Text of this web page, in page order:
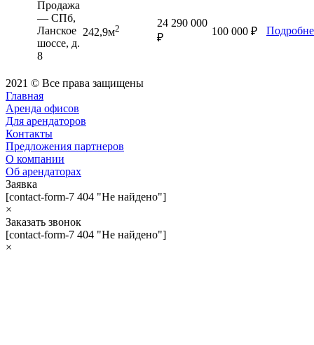
Продажа
— СПб,
Ланское
шоссе, д.
8
242,9м2
24 290 000
₽
100 000 ₽
2021 © Все права защищены
Главная
Аренда офисов
Для арендаторов
Контакты
Предложения партнеров
О компании
Об арендаторах
Заявка
[contact-form-7 404 "Не найдено"]
×
Заказать звонок
[contact-form-7 404 "Не найдено"]
×